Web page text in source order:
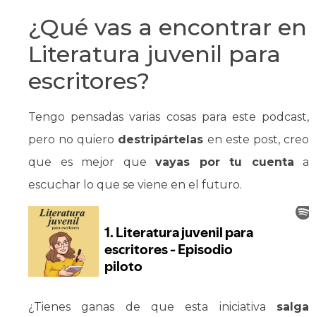
¿Qué vas a encontrar en
Literatura juvenil para
escritores?
Tengo pensadas varias cosas para este podcast,
pero no quiero destripártelas en este post, creo
que es mejor que vayas por tu cuenta a
escuchar lo que se viene en el futuro.
¿Tienes ganas de que esta iniciativa salga